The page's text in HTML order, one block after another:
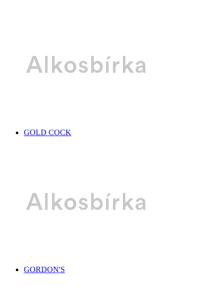
GOLD COCK
GORDON'S